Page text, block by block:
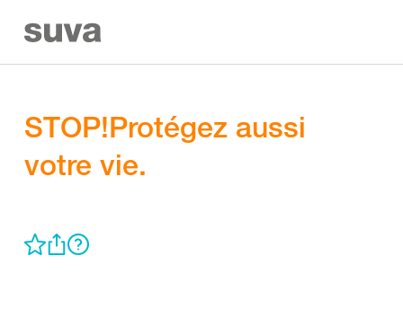
STOP!Protégez aussi
votre vie.